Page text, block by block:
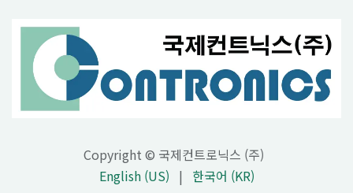
Copyright © 국제컨트로닉스 (주)
English (US) | 한국어 (KR)